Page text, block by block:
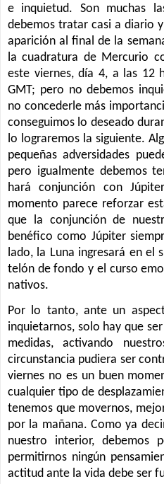
e inquietud. Son muchas
debemos tratar casi a diario
aparición al final de la
la cuadratura de Mercurio
este viernes, día 4, a las 12
GMT; pero no debemos
no concederle más
conseguimos lo deseado
lo lograremos la siguiente.
pequeñas adversidades
pero igualmente debemos
hará conjunción con
momento parece reforzar
que la conjunción de
benéfico como Júpiter
lado, la Luna ingresará en el
telón de fondo y el curso
nativos.
Por lo tanto, ante un
inquietarnos, solo hay que
medidas, activando
circunstancia pudiera ser
viernes no es un buen
cualquier tipo de
tenemos que movernos,
por la mañana. Como ya
nuestro interior, debemos
permitirnos ningún
actitud ante la vida debe ser